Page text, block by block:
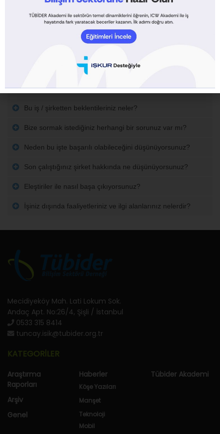
Patronunuzun hangi niteliklerine bakıyorsunuz?
Bundan beş yıl sonra kendinizi nasıl görüyorsunuz?
Önceki hatalarınızdan ne öğrendiniz?
arardınız?
Bu iş / şirketten beklentileriniz neler?
Bize sormak istediğiniz herhangi bir sorunuz var mı?
Neden bu işte başarılı olabileceğini düşünüyorsunuz?
Son çalıştığınız şirket hakkında ne düşünüyorsunuz?
Eleştiriler ile nasıl başa çıkıyorsunuz?
İşiniz dışında faaliyetleriniz ve ilgi alanlarınız nelerdir?
Mecidiyeköy Mah. Lati Lokum Sok.
Andaç Apt. No:26/4, Şişli / İstanbul
0533 315 8414
tuncay.isik@tubider.org.tr
KATEGORİLER
Araştırma
Raporları
Arşiv
Genel
Haberler
Köşe Yazıları
Manşet
Teknoloji
Mobil
Tübider Akademi